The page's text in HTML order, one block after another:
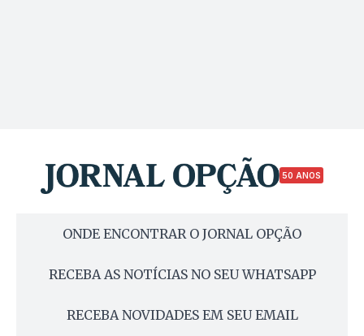
50 ANOS
ONDE ENCONTRAR O JORNAL OPÇÃO
RECEBA AS NOTÍCIAS NO SEU WHATSAPP
RECEBA NOVIDADES EM SEU EMAIL